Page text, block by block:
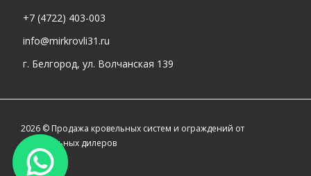
+7 (4722) 403-003
info@mirkrovli31.ru
г. Белгород, ул. Волчанская 139
2026 © Продажа кровельных систем и ограждений от
официальных дилеров